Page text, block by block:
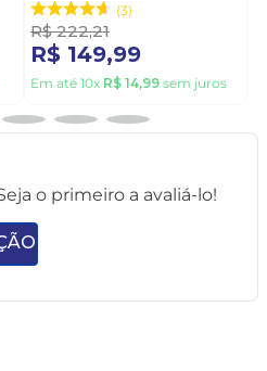
3
R$ 222,21
R$ 149,99
Em até 10x R$ 14,99 sem juros
o primeiro a avaliá-lo!